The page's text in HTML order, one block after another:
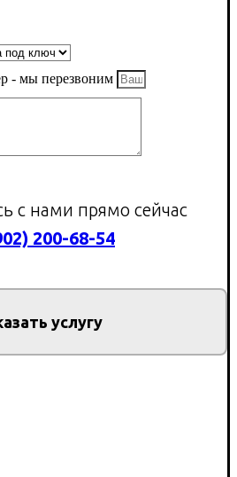
- мы перезвоним
с нами прямо сейчас
200-68-54
услугу